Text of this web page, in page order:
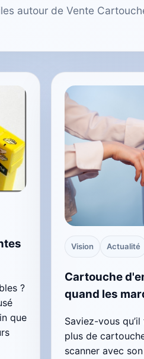
autour de Vente
?
que
Vision Actualité
Cartouche
quand les
Saviez-vous
plus de
scanner avec